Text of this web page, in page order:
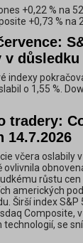
+0,22 % na
+0,73 % na
důsledku
indexy
o 1,55 %.
tradery:
včera oslabily
ovlivnila
růstu
amerických
Širší index
Composite,
se